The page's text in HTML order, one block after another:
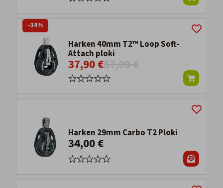
Harken 40mm T2™ Loop Soft-
Attach ploki
37,90 €
-34%
Harken 29mm Carbo T2 Ploki
34,00 €